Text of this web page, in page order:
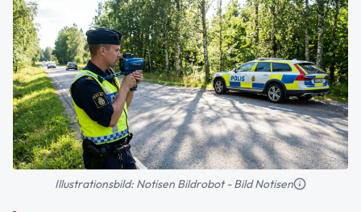
Illustrationsbild: Notisen Bildrobot - Bild Notisen